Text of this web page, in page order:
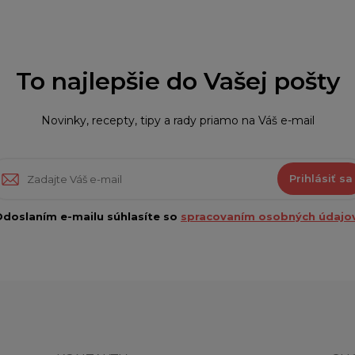
To najlepšie do Vašej pošty
Novinky, recepty, tipy a rady priamo na Váš e-mail
Prihlásiť sa
e-mailu súhlasíte so spracovaním osobných